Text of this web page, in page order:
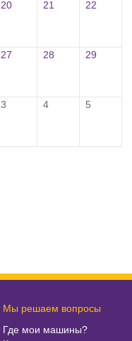
20 21 22
27 28 29
3 4 5
Мы решаем вопросы
Где мои машины?